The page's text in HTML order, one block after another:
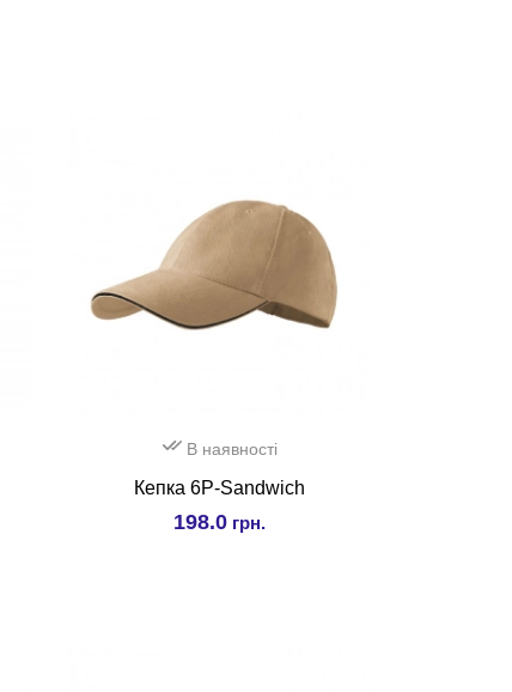
В наявності
Кепка 6P-Sandwich
198.0 грн.